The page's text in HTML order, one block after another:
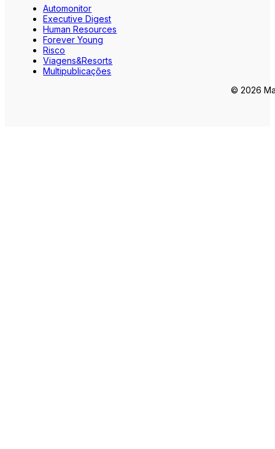
Automonitor
Executive Digest
Human Resources
Forever Young
Risco
Viagens&Resorts
Multipublicações
© 2026